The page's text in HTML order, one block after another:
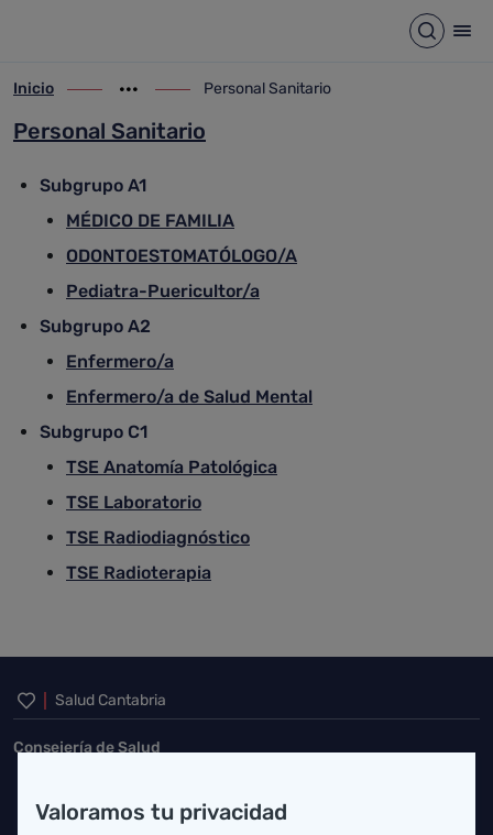
Abrir
ir-a inicio
Inicio
Mostrar opciones del camino de migas
ir-a Personal Sanitario
Personal Sanitario
Personal Sanitario
Subgrupo A1
MÉDICO DE FAMILIA
ODONTOESTOMATÓLOGO/A
Pediatra-Puericultor/a
Subgrupo A2
Enfermero/a
Enfermero/a de Salud Mental
Subgrupo C1
TSE Anatomía Patológica
TSE Laboratorio
TSE Radiodiagnóstico
TSE Radioterapia
Inicio del pie de página
Salud Cantabria
Consejería de Salud
atencionusuario@cantabria.es
Valoramos tu privacidad